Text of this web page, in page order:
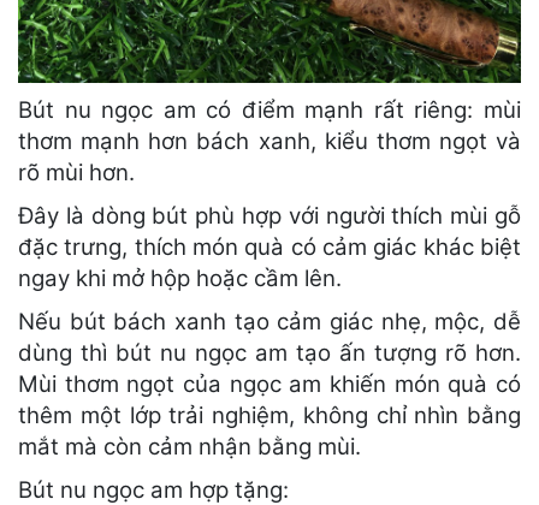
Bút nu ngọc am có điểm mạnh rất riêng: mùi
thơm mạnh hơn bách xanh, kiểu thơm ngọt và
rõ mùi hơn.
Đây là dòng bút phù hợp với người thích mùi gỗ
đặc trưng, thích món quà có cảm giác khác biệt
ngay khi mở hộp hoặc cầm lên.
Nếu bút bách xanh tạo cảm giác nhẹ, mộc, dễ
dùng thì bút nu ngọc am tạo ấn tượng rõ hơn.
Mùi thơm ngọt của ngọc am khiến món quà có
thêm một lớp trải nghiệm, không chỉ nhìn bằng
mắt mà còn cảm nhận bằng mùi.
Bút nu ngọc am hợp tặng: